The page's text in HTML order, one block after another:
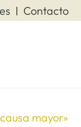
Contacto
mayor»